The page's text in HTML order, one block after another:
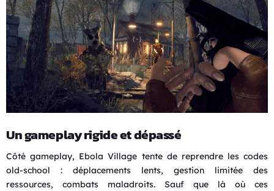
Un gameplay rigide et dépassé
Côté gameplay, Ebola Village tente de reprendre les codes
old-school : déplacements lents, gestion limitée des
ressources, combats maladroits. Sauf que là où ces